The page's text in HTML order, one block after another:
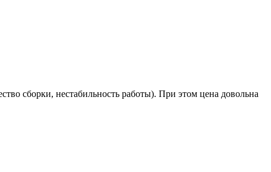
сборки, нестабильность работы). При этом цена довольна